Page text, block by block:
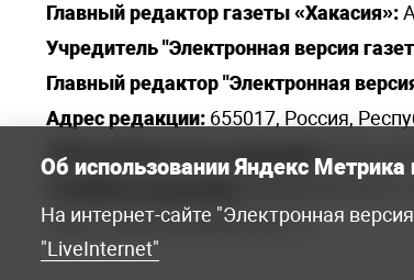
Главный редактор газеты «Хакасия»:
Учредитель "Электронная версия
Главный редактор "Электронная
Адрес редакции: 655017, Россия,
Электронная почта редакции:
elena.s.korotkowa@yandex.ru.
Об использовании Яндекс
На интернет-сайте "Электронная
"LiveInternet"